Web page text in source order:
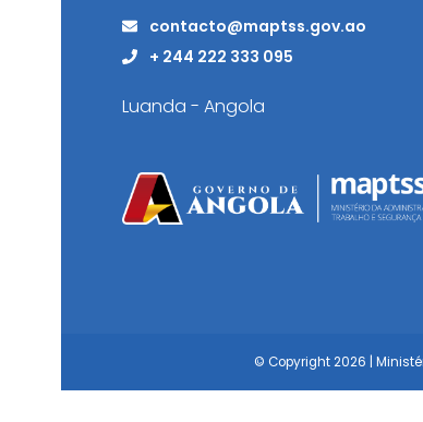
contacto@maptss.gov.ao
+ 244 222 333 095
Luanda - Angola
© Copyright 2026 |